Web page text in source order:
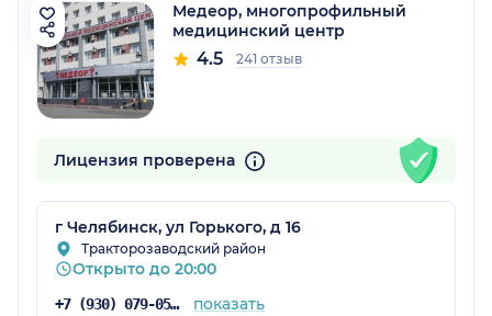
Медеор, многопрофильный
медицинский центр
4.5 241 отзыв
Лицензия проверена
г Челябинск, ул Горького, д 16
Тракторозаводский район
Открыто до 20:00
+7 (930) 079-05-43 показать